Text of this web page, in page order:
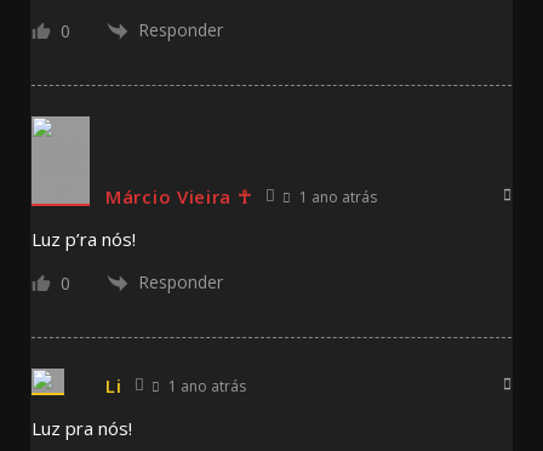
0 Responder
Márcio Vieira ☥ 1 ano atrás
Luz p’ra nós!
0 Responder
Li 1 ano atrás
Luz pra nós!